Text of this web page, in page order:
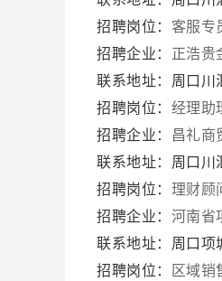
招聘岗位： 客服专
招聘企业： 正浩贵
联系地址：周口川
招聘岗位： 经理助
招聘企业：
昌礼商
联系地址：周口川
招聘岗位： 理财顾
招聘企业： 河南省
联系地址：周口项
招聘岗位：
区域销